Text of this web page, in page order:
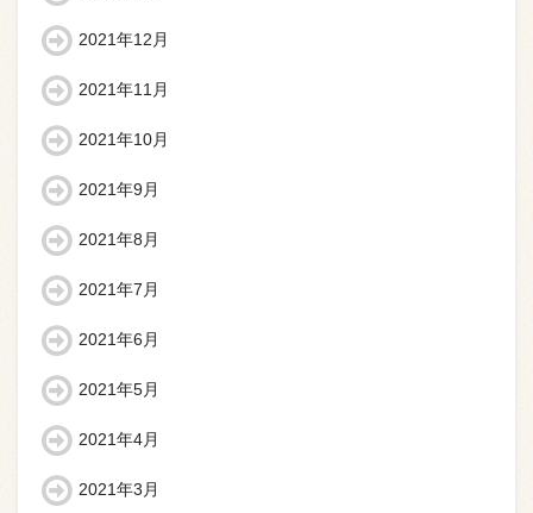
2021年12月
2021年11月
2021年10月
2021年9月
2021年8月
2021年7月
2021年6月
2021年5月
2021年4月
2021年3月